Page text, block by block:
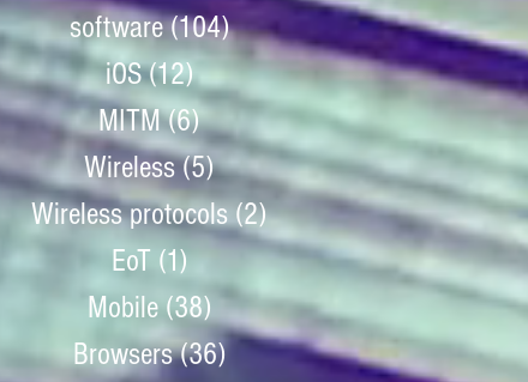
software (104)104 posts
iOS (12)12 posts
MITM (6)6 posts
Wireless (5)5 posts
Wireless protocols (2)2 posts
EoT (1)1 post
Mobile (38) 38 posts
Browsers (36)36 posts